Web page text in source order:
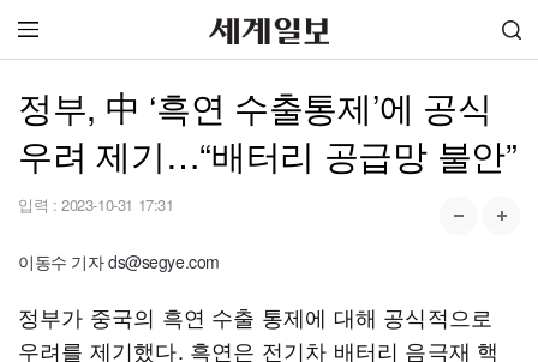
정부, 中 ‘흑연 수출통제’에 공식
우려 제기…“배터리 공급망 불안”
입력 : 2023-10-31 17:31
이동수 기자 ds@segye.com
정부가 중국의 흑연 수출 통제에 대해 공식적으로
우려를 제기했다. 흑연은 전기차 배터리 음극재 핵